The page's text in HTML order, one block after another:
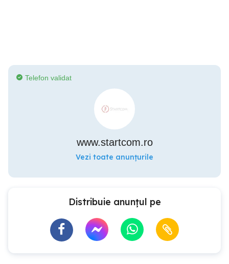
Telefon validat
www.startcom.ro
Vezi toate anunțurile
Distribuie anunțul pe